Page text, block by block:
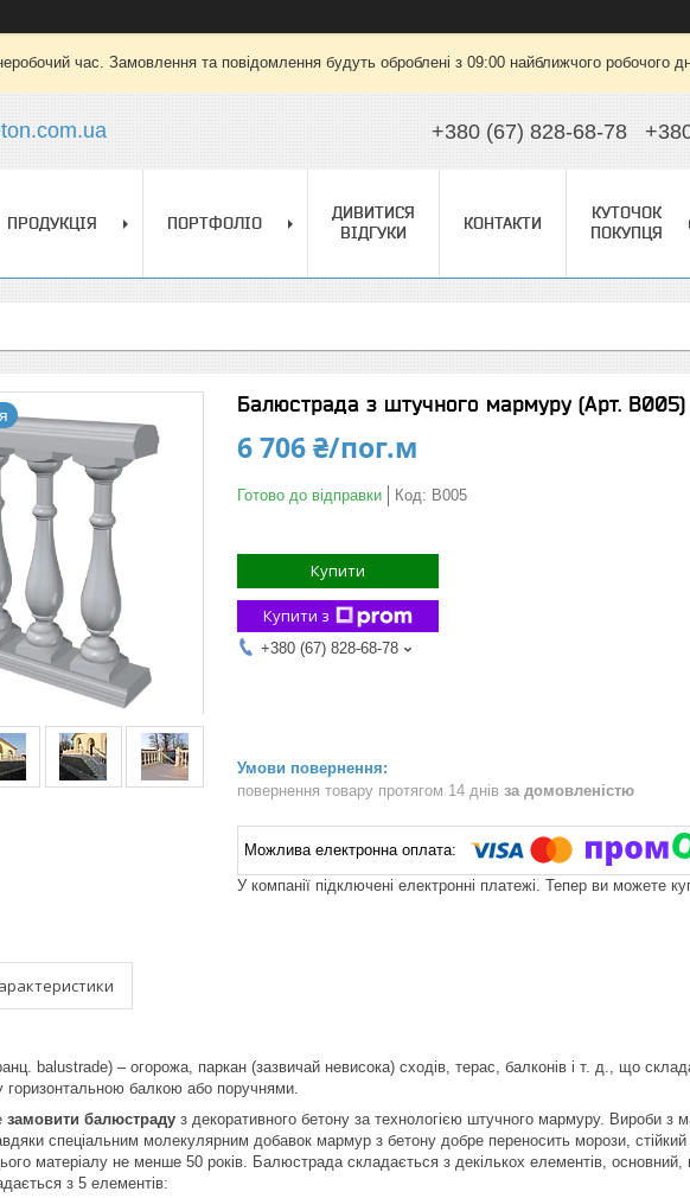
час. Замовлення та повідомлення будуть оброблені з 09:00 найближчого робочого
+380 (67) 828-68-78
ПРОДУКЦІЯ ПОРТФОЛІО
ДИВИТИСЯ
ВІДГУКИ
КОНТАКТИ
КУТОЧОК
ПОКУПЦЯ
Балюстрада з штучного мармуру (Арт. B005)
6 706 ₴/пог.м
Готово до відправки Код: B005
Купити
Купити з
+380 (67) 828-68-78
повернення товару протягом 14 днів за домовленістю
У компанії підключені електронні платежі. Тепер ви можете
balustrade) – огорожа, паркан (зазвичай невисока) сходів, терас, балконів і т. д., що
горизонтальною балкою або поручнями.
замовити балюстраду з декоративного бетону за технологією штучного мармуру. Вироби
спеціальним молекулярним добавок мармур з бетону добре переносить морози,
матеріалу не менше 50 років. Балюстрада складається з декількох елементів,
з 5 елементів: